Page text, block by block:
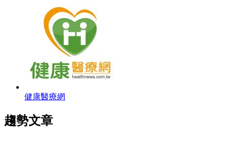
健康醫療網
趨勢文章